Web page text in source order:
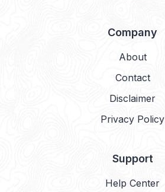
Company
About
Contact
Disclaimer
Privacy Policy
Support
Help Center